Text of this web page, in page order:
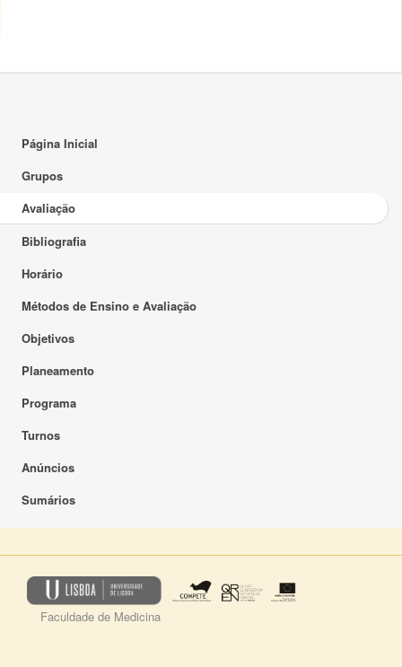
Página Inicial
Grupos
Avaliação
Bibliografia
Horário
Métodos de Ensino e Avaliação
Objetivos
Planeamento
Programa
Turnos
Anúncios
Sumários
Faculdade de Medicina